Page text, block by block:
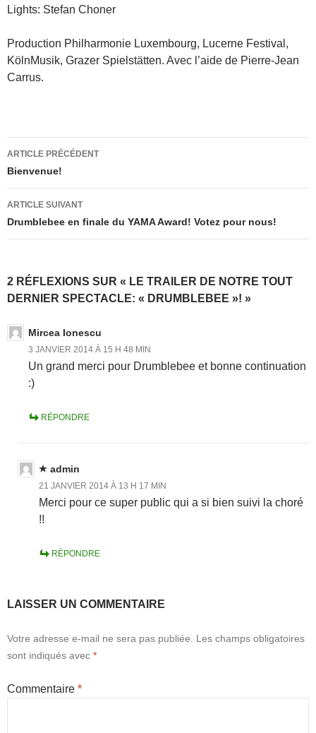
Lights: Stefan Choner
Production Philharmonie Luxembourg, Lucerne Festival,
KölnMusik, Grazer Spielstätten. Avec l’aide de Pierre-Jean
Carrus.
Navigation
des
articles
ARTICLE PRÉCÉDENT
Bienvenue!
ARTICLE SUIVANT
Drumblebee en finale du YAMA Award! Votez pour nous!
2 RÉFLEXIONS SUR « LE TRAILER DE NOTRE TOUT
DERNIER SPECTACLE: « DRUMBLEBEE »! »
Mircea Ionescu
3 JANVIER 2014 À 15 H 48 MIN
Un grand merci pour Drumblebee et bonne continuation
:)
RÉPONDRE
admin
21 JANVIER 2014 À 13 H 17 MIN
Merci pour ce super public qui a si bien suivi la choré
!!
RÉPONDRE
LAISSER UN COMMENTAIRE
Votre adresse e-mail ne sera pas publiée.
Les champs obligatoires
sont indiqués avec *
Commentaire *